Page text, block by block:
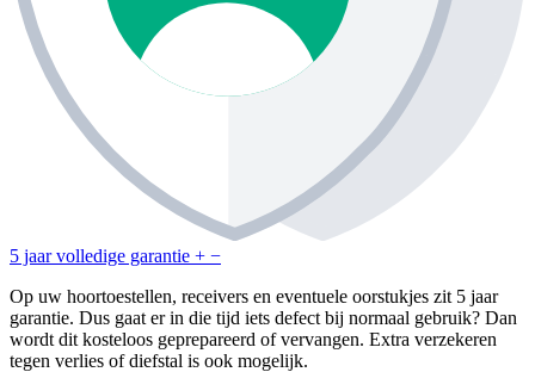
5 jaar volledige garantie + −
Op uw hoortoestellen, receivers en eventuele oorstukjes zit 5 jaar
garantie. Dus gaat er in die tijd iets defect bij normaal gebruik? Dan
wordt dit kosteloos geprepareerd of vervangen. Extra verzekeren
tegen verlies of diefstal is ook mogelijk.